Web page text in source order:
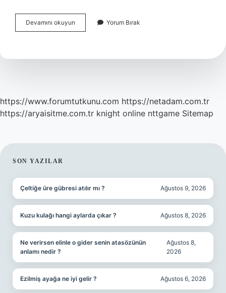
Devamını okuyun
Hangi
Ait
Yorum Bırak
https://www.forumtutkunu.com https://netadam.com.tr
https://aryaisitme.com.tr knight online nttgame Sitemap
SIDEBAR
SON YAZILAR
Çeltiğe üre gübresi atılır mı ? Ağustos 9, 2026
Kuzu kulağı hangi aylarda çıkar ? Ağustos 8, 2026
Ne verirsen elinle o gider senin atasözünün
anlamı nedir ?
Ağustos 8,
2026
Ezilmiş ayağa ne iyi gelir ? Ağustos 6, 2026